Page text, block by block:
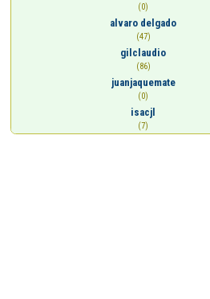
(0)
alvaro delgado
(47)
gilclaudio
(86)
juanjaquemate
(0)
isacjl
(7)